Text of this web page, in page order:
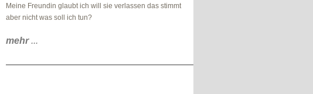
Meine Freundin glaubt ich will sie verlassen das stimmt
aber nicht was soll ich tun?
mehr...